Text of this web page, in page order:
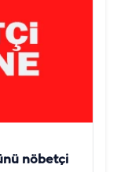
nöbetçi